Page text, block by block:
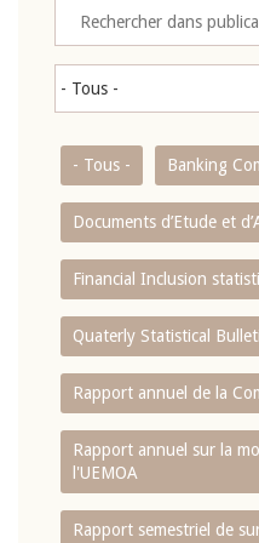
- Tous - Banking
Documents d’Etude et
Financial Inclusion
Quaterly Statistical
Rapport annuel de la
Rapport annuel sur la
l'UEMOA
Rapport semestriel de